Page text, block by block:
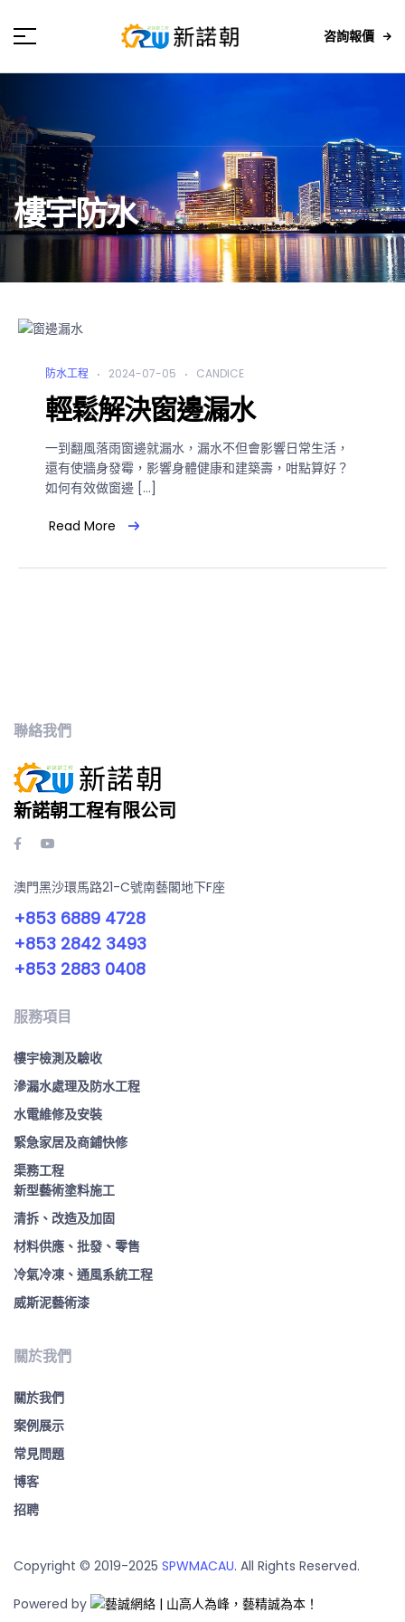
咨詢報價
樓宇防水
防水工程 2024-07-05 CANDICE
輕鬆解決窗邊漏水
一到翻風落雨窗邊就漏水，漏水不但會影響日常生活，
還有使牆身發霉，影響身體健康和建築壽，咁點算好？
如何有效做窗邊 […]
Read More
聯絡我們
新諾朝工程有限公司
澳門黑沙環馬路21-C號南藝閣地下F座
+853 6889 4728
+853 2842 3493
+853 2883 0408
服務項目
樓宇檢測及驗收
滲漏水處理及防水工程
水電維修及安裝
緊急家居及商鋪快修
渠務工程
新型藝術塗料施工
清拆、改造及加固
材料供應、批發、零售
冷氣冷凍、通風系統工程
威斯泥藝術漆
關於我們
關於我們
案例展示
常見問題
博客
招聘
Copyright © 2019-2025 SPWMACAU. All Rights Reserved.
Powered by